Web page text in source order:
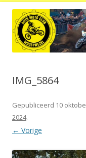
IMG_5864
Gepubliceerd 10
2024.
← Vorige